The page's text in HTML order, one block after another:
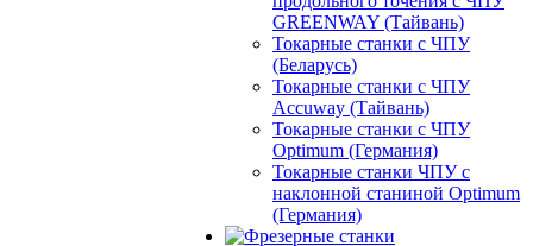
GREENWAY (Тайвань)
Токарные станки с ЧПУ
(Беларусь)
Токарные станки с ЧПУ
Accuway (Тайвань)
Токарные станки с ЧПУ
Optimum (Германия)
Токарные станки ЧПУ с
наклонной станиной Optimum
(Германия)